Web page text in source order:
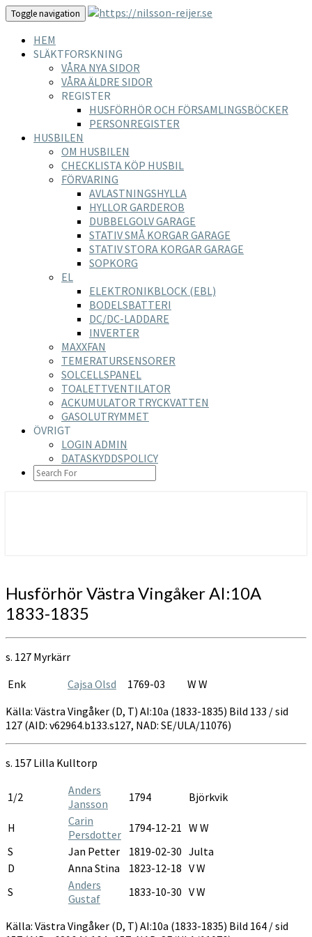
Toggle navigation
HEM
SLÄKTFORSKNING
VÅRA NYA SIDOR
VÅRA ÄLDRE SIDOR
REGISTER
HUSFÖRHÖR OCH FÖRSAMLINGSBÖCKER
PERSONREGISTER
HUSBILEN
OM HUSBILEN
CHECKLISTA KÖP HUSBIL
FÖRVARING
AVLASTNINGSHYLLA
HYLLOR GARDEROB
DUBBELGOLV GARAGE
STATIV SMÅ KORGAR GARAGE
STATIV STORA KORGAR GARAGE
SOPKORG
EL
ELEKTRONIKBLOCK (EBL)
BODELSBATTERI
DC/DC-LADDARE
INVERTER
MAXXFAN
TEMERATURSENSORER
SOLCELLSPANEL
TOALETTVENTILATOR
ACKUMULATOR TRYCKVATTEN
GASOLUTRYMMET
ÖVRIGT
LOGIN ADMIN
DATASKYDDSPOLICY
SEARCH
ICON
Husförhör
Västra
Vingåker
1835
Husförhör Västra Vingåker AI:10A
1833-1835
s. 127 Myrkärr
Enk
Cajsa Olsd 1769-03
W W
Källa: Västra Vingåker (D, T) AI:10a (1833-1835) Bild 133 / sid
127 (AID: v62964.b133.s127, NAD: SE/ULA/11076)
s. 157 Lilla Kulltorp
1/2
Anders
Jansson
1794 Björkvik
H
Carin
Persdotter 1794-12-21 W W
S
Jan Petter 1819-02-30 Julta
D
Anna Stina 1823-12-18 V W
S
Anders
Gustaf
1833-10-30 V W
Källa: Västra Vingåker (D, T) AI:10a (1833-1835) Bild 164 / sid